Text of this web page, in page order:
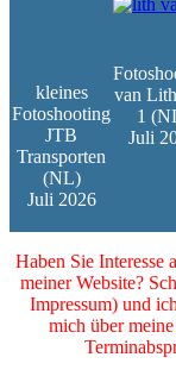
kleines
Fotoshooting
JTB
Transporten
(NL)
Juli 2026
van
1
Juli
Haben Sie Interesse
meiner Website?
Impressum) und
mich über meine